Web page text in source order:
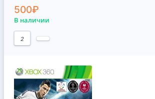
500₽
В наличии
2